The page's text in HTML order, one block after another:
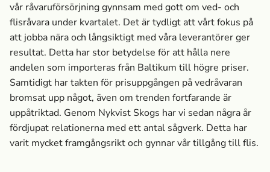
vår råvaruförsörjning gynnsam med gott om ved- och
flisråvara under kvartalet. Det är tydligt att vårt fokus på
att jobba nära och långsiktigt med våra leverantörer ger
resultat. Detta har stor betydelse för att hålla nere
andelen som importeras från Baltikum till högre priser.
Samtidigt har takten för prisuppgången på vedråvaran
bromsat upp något, även om trenden fortfarande är
uppåtriktad. Genom Nykvist Skogs har vi sedan några år
fördjupat relationerna med ett antal sågverk. Detta har
varit mycket framgångsrikt och gynnar vår tillgång till flis.